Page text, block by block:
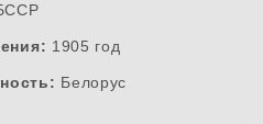
1905 год
Белорус